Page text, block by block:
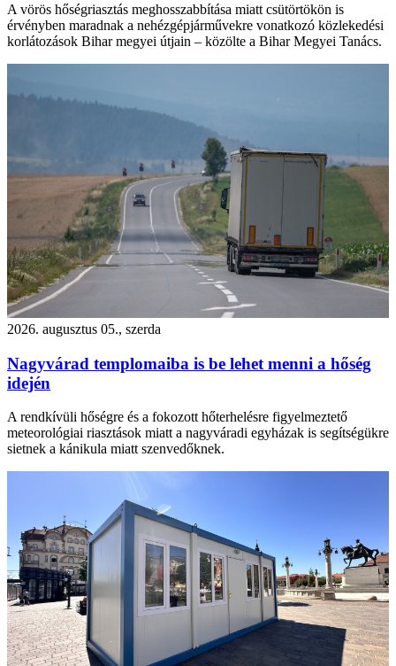
A vörös hőségriasztás meghosszabbítása miatt csütörtökön is
érvényben maradnak a nehézgépjárművekre vonatkozó közlekedési
korlátozások Bihar megyei útjain – közölte a Bihar Megyei Tanács.
2026. augusztus 05., szerda
Nagyvárad templomaiba is be lehet menni a hőség
idején
A rendkívüli hőségre és a fokozott hőterhelésre figyelmeztető
meteorológiai riasztások miatt a nagyváradi egyházak is segítségükre
sietnek a kánikula miatt szenvedőknek.